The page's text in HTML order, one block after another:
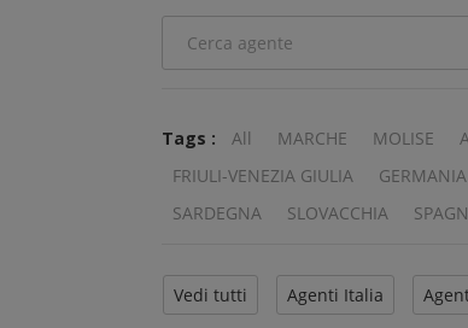
Tags : All MARCHE MOLISE
FRIULI-VENEZIA GIULIA
GERMANIA
SARDEGNA
SLOVACCHIA
Vedi tutti Agenti Italia